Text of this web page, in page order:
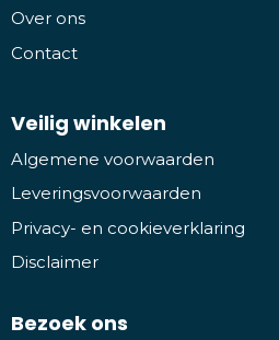
Over ons
Contact
Veilig winkelen
Algemene voorwaarden
Leveringsvoorwaarden
Privacy- en cookieverklaring
Disclaimer
Bezoek ons